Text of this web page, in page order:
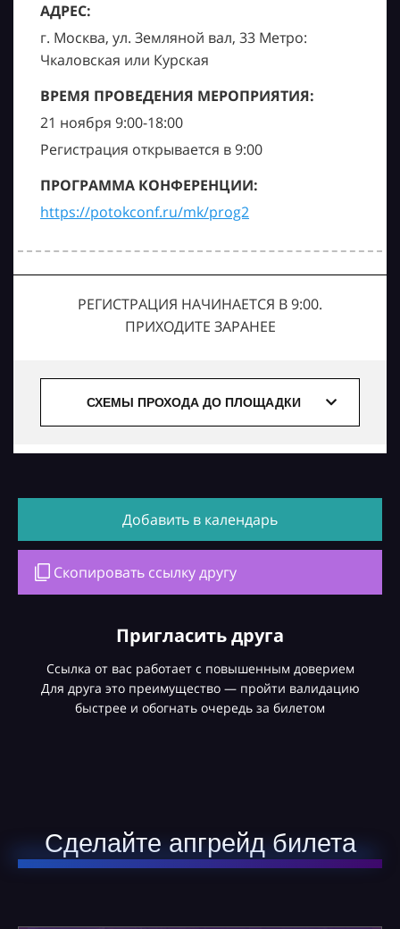
АДРЕС:
г. Москва, ул. Земляной вал, 33 Метро:
Чкаловская или Курская
ВРЕМЯ ПРОВЕДЕНИЯ МЕРОПРИЯТИЯ:
21 ноября 9:00-18:00
Регистрация открывается в 9:00
ПРОГРАММА КОНФЕРЕНЦИИ:
https://potokconf.ru/mk/prog2
РЕГИСТРАЦИЯ НАЧИНАЕТСЯ В 9:00.
ПРИХОДИТЕ ЗАРАНЕЕ
СХЕМЫ ПРОХОДА ДО ПЛОЩАДКИ
Добавить в календарь
Скопировать ссылку другу
Пригласить друга
Ссылка от вас работает с повышенным доверием
Для друга это преимущество — пройти валидацию
быстрее и обогнать очередь за билетом
Сделайте апгрейд билета